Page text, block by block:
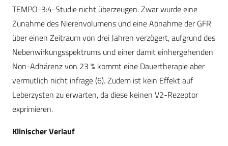
TEMPO-3:4-Studie nicht überzeugen. Zwar wurde eine
Zunahme des Nierenvolumens und eine Abnahme der GFR
über einen Zeitraum von drei Jahren verzögert, aufgrund des
Nebenwirkungsspektrums und einer damit einhergehenden
Non-Adhärenz von 23 % kommt eine Dauertherapie aber
vermutlich nicht infrage (6). Zudem ist kein Effekt auf
Leberzysten zu erwarten, da diese keinen V2-Rezeptor
exprimieren.
Klinischer Verlauf